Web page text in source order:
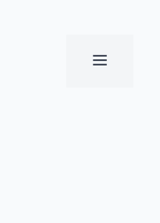
MENU